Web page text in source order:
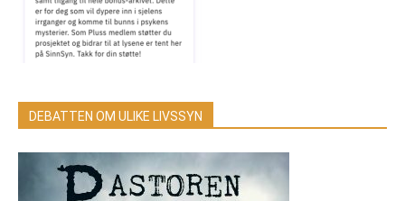
DEBATTEN OM ULIKE LIVSSYN